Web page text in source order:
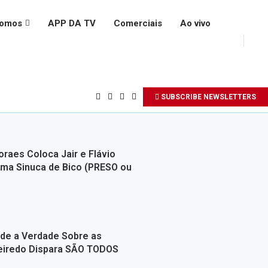
APP DA TV Comerciais Ao vivo
SUBSCRIBE NEWSLETTERS
Coloca Jair e Flávio
Sinuca de Bico (PRESO ou
a Verdade Sobre as
Dispara SÃO TODOS